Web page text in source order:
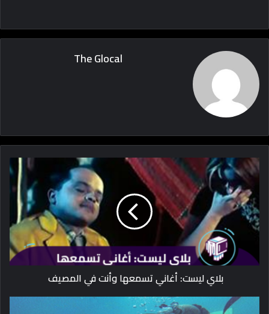
The Glocal
بلاي ليست: أغاني تسمعها وأنت في المصيف